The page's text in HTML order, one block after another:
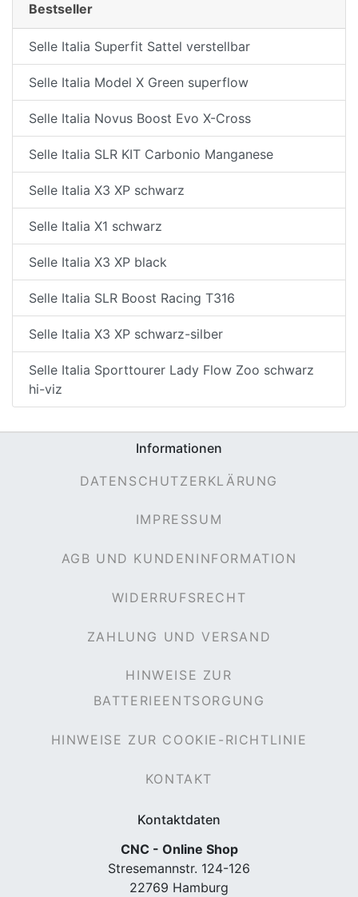
Bestseller
Selle Italia Superfit Sattel verstellbar
Selle Italia Model X Green superflow
Selle Italia Novus Boost Evo X-Cross
Selle Italia SLR KIT Carbonio Manganese
Selle Italia X3 XP schwarz
Selle Italia X1 schwarz
Selle Italia X3 XP black
Selle Italia SLR Boost Racing T316
Selle Italia X3 XP schwarz-silber
Selle Italia Sporttourer Lady Flow Zoo schwarz
hi-viz
Informationen
DATENSCHUTZERKLÄRUNG
IMPRESSUM
AGB UND KUNDENINFORMATION
WIDERRUFSRECHT
ZAHLUNG UND VERSAND
HINWEISE ZUR
BATTERIEENTSORGUNG
HINWEISE ZUR COOKIE-RICHTLINIE
KONTAKT
Kontaktdaten
CNC - Online Shop
Stresemannstr. 124-126
22769 Hamburg